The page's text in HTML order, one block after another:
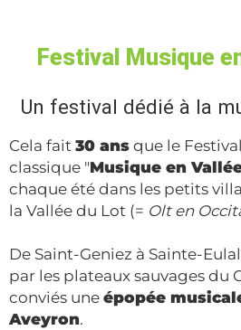
Festival Musique
Un festival dédié à la
Cela fait 30 ans que le
classique "Musique en
chaque été dans les petits
la Vallée du Lot (= Olt en
De Saint-Geniez à Sainte-
par les plateaux sauvages du
conviés une épopée
Aveyron.